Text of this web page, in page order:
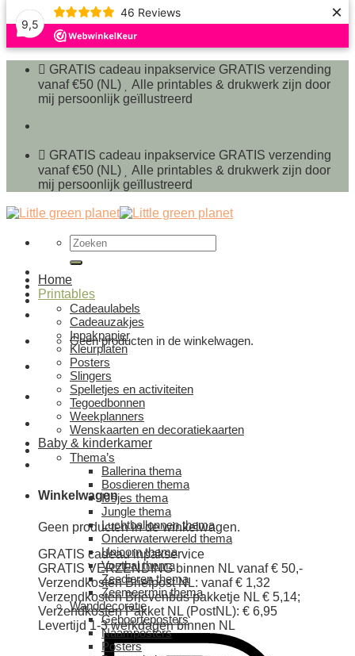
9,5
46 Reviews ×
Ga
naar
inhoud
GRATIS cadeau inpakservice GRATIS verzending
vanaf €50 (NL)
Alle printables & drukwerk zijn door
mij persoonlijk geïllustreerd
GRATIS cadeau inpakservice GRATIS verzending
vanaf €50 (NL)
Alle printables & drukwerk zijn door
mij persoonlijk geïllustreerd
Zoeken
naar:
Geen producten in de winkelwagen.
Winkelwagen
Geen producten in de winkelwagen.
GRATIS cadeau inpakservice
GRATIS VERZENDING binnen NL vanaf € 50,-
Verzendkosten Briefpost NL: vanaf € 1,32
Verzendkosten Brievenbus pakketje NL € 5,14;
Verzendkosten Pakket NL (PostNL): € 6,95
Levertijd 1-3 werkdagen binnen NL
Home
Printables
Cadeaulabels
Cadeauzakjes
Inpakpapier
Kleurplaten
Posters
Slingers
Spelletjes en activiteiten
Tegoedbonnen
Weekplanners
Wenskaarten en decoratiekaarten
Baby & kinderkamer
Thema’s
Ballerina thema
Bosdieren thema
IJsjes thema
Jungle thema
Luchtballonnen thema
Onderwaterwereld thema
Unicorn thema
Voetbal thema
Zeedieren thema
Zeemeermin thema
Wanddecoratie
Geboorteposters
Naamposters
Posters